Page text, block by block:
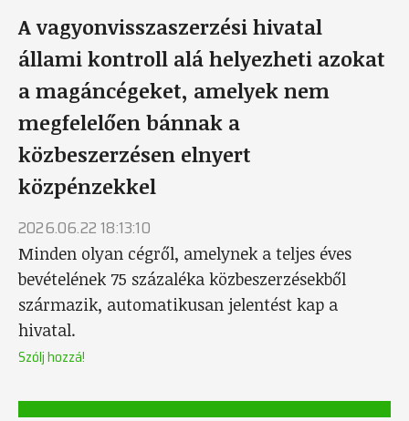
A vagyonvisszaszerzési hivatal
állami kontroll alá helyezheti azokat
a magáncégeket, amelyek nem
megfelelően bánnak a
közbeszerzésen elnyert
közpénzekkel
2026.06.22 18:13:10
Minden olyan cégről, amelynek a teljes éves
bevételének 75 százaléka közbeszerzésekből
származik, automatikusan jelentést kap a
hivatal.
Szólj hozzá!